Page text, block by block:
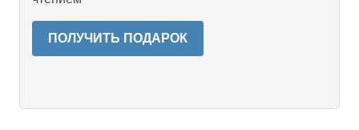
ПОЛУЧИТЬ ПОДАРОК